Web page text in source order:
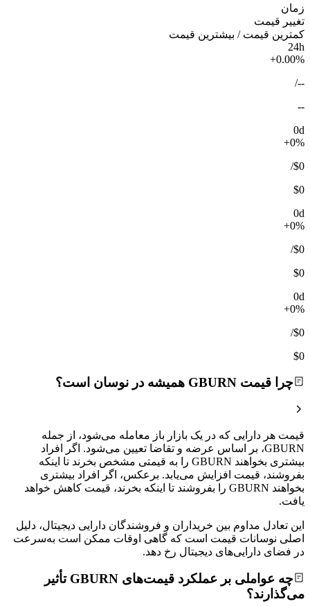
زمان
تغییر قیمت
کمترین قیمت / بیشترین قیمت
24h
+0.00%
--
/
--
0d
+0%
$0
/
$0
0d
+0%
$0
/
$0
0d
+0%
$0
/
$0
چرا قیمت GBURN همیشه در نوسان است؟
قیمت هر دارایی که در یک بازار باز معامله می‌شود، از جمله
GBURN، بر اساس عرضه و تقاضا تعیین می‌شود. اگر افراد
بیشتری بخواهند GBURN را به قیمتی مشخص بخرند تا اینکه
بفروشند، قیمت افزایش می‌یابد. برعکس، اگر افراد بیشتری
بخواهند GBURN را بفروشند تا اینکه بخرند، قیمت کاهش خواهد
یافت.
این تعادل مداوم بین خریداران و فروشندگان دارایی دیجیتال، دلیل
اصلی نوسانات قیمت است که گاهی اوقات ممکن است به‌سرعت
در فضای دارایی‌های دیجیتال رخ دهد.
چه عواملی بر عملکرد قیمت‌های GBURN تأثیر
می‌گذارند؟